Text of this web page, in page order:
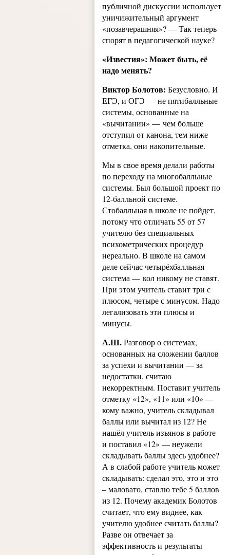
публичной дискуссии использует
уничижительный аргумент
«позавчерашняя»? — Так теперь
спорят в педагогической науке?
«Известия»: Может быть, её
надо менять?
Виктор Болотов:Безусловно. И
ЕГЭ, и ОГЭ — не пятибалльные
системы, основанные на
«вычитании» — чем больше
отступил от канона, тем ниже
отметка, они накопительные.
Мы в свое время делали работы
по переходу на многобалльные
системы. Был большой проект по
12-балльной системе.
Стобалльная в школе не пойдет,
потому что отличать 55 от 57
учителю без специальных
психометрических процедур
нереально. В школе на самом
деле сейчас четырёхбалльная
система — кол никому не ставят.
При этом учитель ставит три с
плюсом, четыре с минусом. Надо
легализовать эти плюсы и
минусы.
А.Ш.Разговор о системах,
основанных на сложении баллов
за успехи и вычитании — за
недостатки, считаю
некорректным. Поставит учитель
отметку «12», «11» или «10» —
кому важно, учитель складывал
баллы или вычитал из 12? Не
нашёл учитель изъянов в работе
и поставил «12» — неужели
складывать баллы здесь удобнее?
А в слабой работе учитель может
складывать: сделал это, это и это
– маловато, ставлю тебе 5 баллов
из 12. Почему академик Болотов
считает, что ему виднее, как
учителю удобнее считать баллы?
Разве он отвечает за
эффективность и результаты